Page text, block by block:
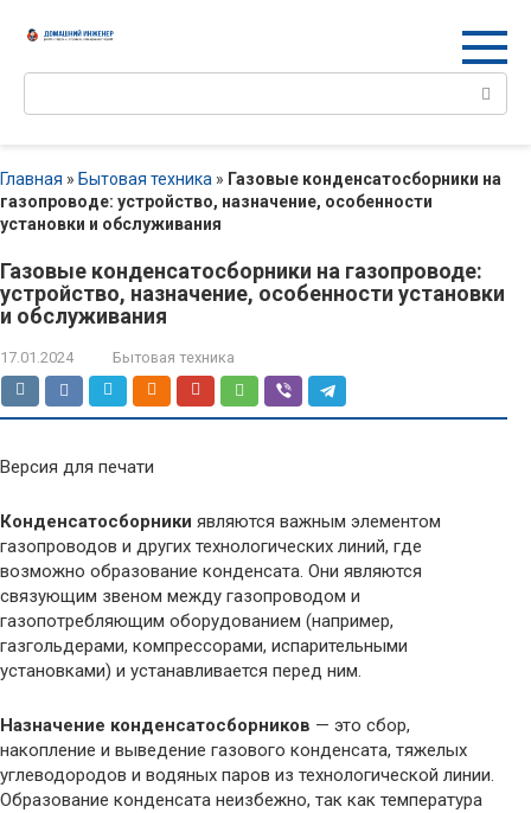
Поиск:
Главная » Бытовая техника » Газовые конденсатосборники на
газопроводе: устройство, назначение, особенности
установки и обслуживания
Газовые конденсатосборники на газопроводе:
устройство, назначение, особенности установки
и обслуживания
17.01.2024 Бытовая техника
Версия для печати
Конденсатосборники являются важным элементом
газопроводов и других технологических линий, где
возможно образование конденсата. Они являются
связующим звеном между газопроводом и
газопотребляющим оборудованием (например,
газгольдерами, компрессорами, испарительными
установками) и устанавливается перед ним.
Назначение конденсатосборников — это сбор,
накопление и выведение газового конденсата, тяжелых
углеводородов и водяных паров из технологической линии.
Образование конденсата неизбежно, так как температура